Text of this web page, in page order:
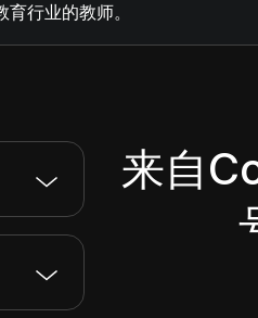
行业的教师。
来自